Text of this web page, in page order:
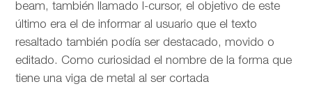
beam, también llamado I-cursor, el objetivo de este
último era el de informar al usuario que el texto
resaltado también podía ser destacado, movido o
editado. Como curiosidad el nombre de la forma que
tiene una viga de metal al ser cortada